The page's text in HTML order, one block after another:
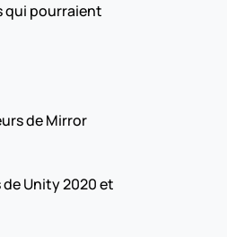
qui pourraient
de Mirror
Unity 2020 et